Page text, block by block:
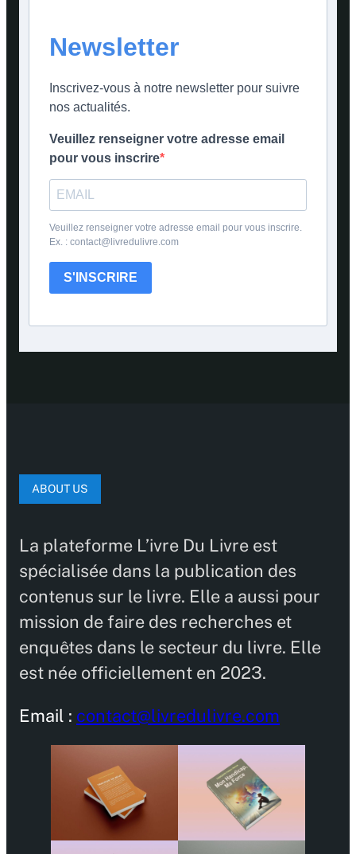
Newsletter
Inscrivez-vous à notre newsletter pour suivre
nos actualités.
Veuillez renseigner votre adresse email
pour vous inscrire
Veuillez renseigner votre adresse email pour vous inscrire.
Ex. : contact@livredulivre.com
S'INSCRIRE
ABOUT US
La plateforme L’ivre Du Livre est
spécialisée dans la publication des
contenus sur le livre. Elle a aussi pour
mission de faire des recherches et
enquêtes dans le secteur du livre. Elle
est née officiellement en 2023.
Email : contact@livredulivre.com